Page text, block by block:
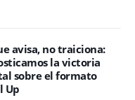
avisa, no traiciona:
la victoria
sobre el formato
Up